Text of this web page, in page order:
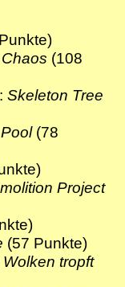
(108
Skeleton Tree
(78
Project
(57 Punkte)
tropft